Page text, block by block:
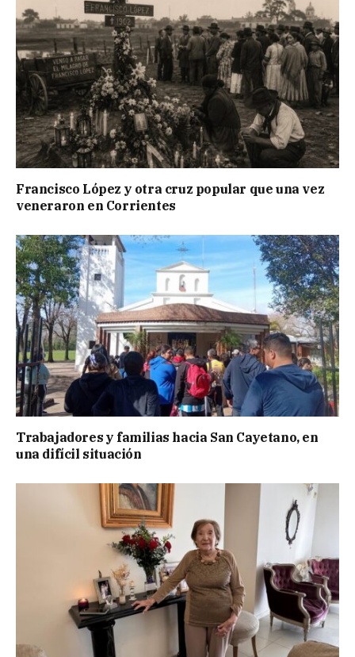
Francisco López y otra cruz popular que una vez
veneraron en Corrientes
Trabajadores y familias hacia San Cayetano, en
una difícil situación